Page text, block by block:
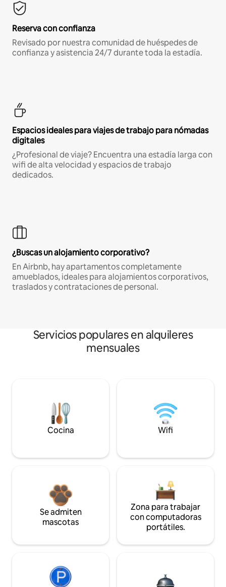
Reserva con confianza
Revisado por nuestra comunidad de huéspedes de
confianza y asistencia 24/7 durante toda la estadía.
Espacios ideales para viajes de trabajo para nómadas
digitales
¿Profesional de viaje? Encuentra una estadía larga con
wifi de alta velocidad y espacios de trabajo
dedicados.
¿Buscas un alojamiento corporativo?
En Airbnb, hay apartamentos completamente
amueblados, ideales para alojamientos corporativos,
traslados y contrataciones de personal.
Servicios populares en alquileres
mensuales
Cocina Wifi
Se admiten
mascotas
Zona para trabajar
con computadoras
portátiles.